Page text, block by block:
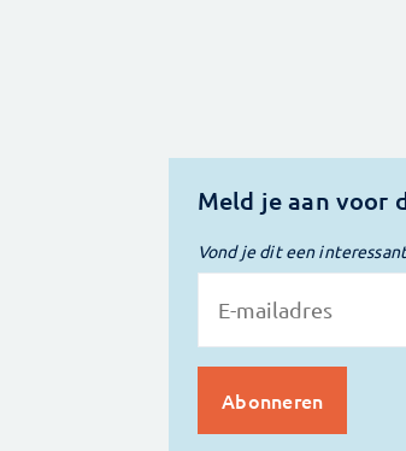
Meld je aan voor
Vond je dit een